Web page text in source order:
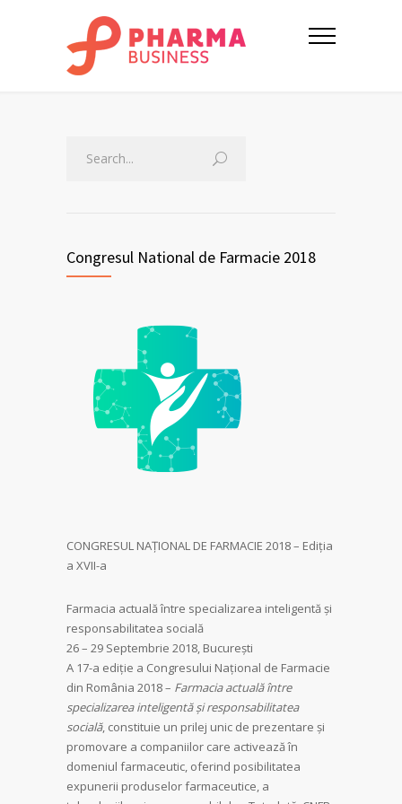
Congresul National de Farmacie 2018
CONGRESUL NAȚIONAL DE FARMACIE 2018 – Ediția
a XVII-a
Farmacia actuală între specializarea inteligentă și
responsabilitatea socială
26 – 29 Septembrie 2018, București
A 17-a ediţie a Congresului Naţional de Farmacie
din România 2018 – Farmacia actuală între
specializarea inteligentă și responsabilitatea
socială, constituie un prilej unic de prezentare şi
promovare a companiilor care activează în
domeniul farmaceutic, oferind posibilitatea
expunerii produselor farmaceutice, a